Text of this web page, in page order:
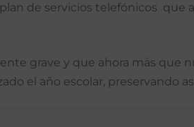
de servicios telefónicos
grave y que ahora más que
el año escolar, preservando